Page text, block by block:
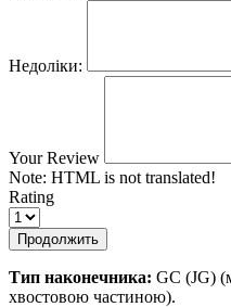
Недоліки:
Your Review
Note: HTML is not translated!
Rating
Продолжить
Тип наконечника: GC (JG)
хвостовою частиною).